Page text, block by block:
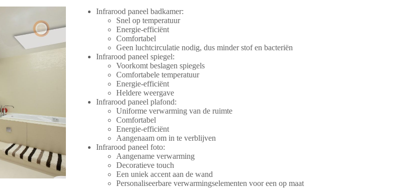
Infrarood paneel badkamer:
Snel op temperatuur
Energie-efficiënt
Comfortabel
Geen luchtcirculatie nodig, dus minder stof en bacteriën
Infrarood paneel spiegel:
Voorkomt beslagen spiegels
Comfortabele temperatuur
Energie-efficiënt
Heldere weergave
Infrarood paneel plafond:
Uniforme verwarming van de ruimte
Comfortabel
Energie-efficiënt
Aangenaam om in te verblijven
Infrarood paneel foto:
Aangename verwarming
Decoratieve touch
Een uniek accent aan de wand
Personaliseerbare verwarmingselementen voor een op maat